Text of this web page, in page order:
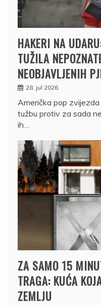
HAKERI NA
TUŽILA
NEOBJAVLJENIH
28. jul 2026.
Američka pop
tužbu protiv za sada
ih…
ZA SAMO 15
TRAGA: KUĆA
ZEMLJU